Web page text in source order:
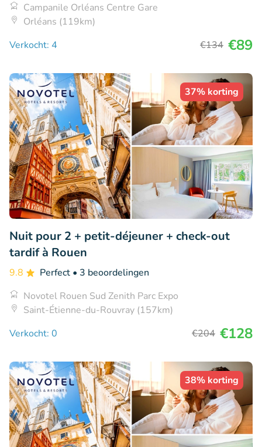
Campanile Orléans Centre Gare
Orléans (119km)
Verkocht: 4
€134 €89
37% korting
Nuit pour 2 + petit-déjeuner + check-out
tardif à Rouen
9.8 Perfect • 3 beoordelingen
Novotel Rouen Sud Zenith Parc Expo
Saint-Étienne-du-Rouvray (157km)
Verkocht: 0
€204 €128
38% korting